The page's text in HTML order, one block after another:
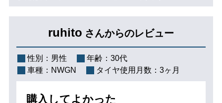
ruhito さんからのレビュー
性別： 男性 年齢： 30代
車種： NWGN タイヤ使用月数： 3ヶ月
購入してよかった